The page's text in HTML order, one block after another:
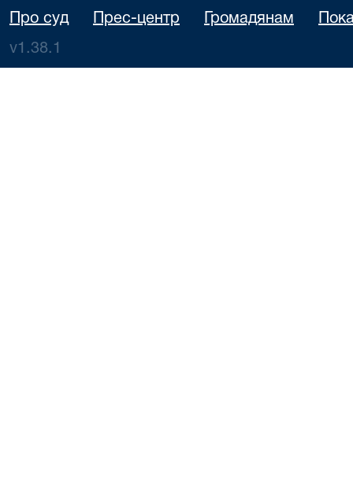
Про суд Прес-центр Громадянам
v1.38.1